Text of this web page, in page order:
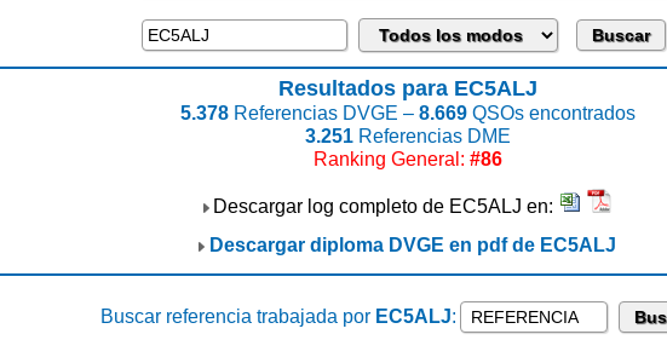
Resultados para EC5ALJ
5.378Referencias DVGE – 8.669QSOs encontrados
3.251Referencias DME
Ranking General: #86
Descargar log completo de EC5ALJ en:
Descargar diploma DVGE en pdf de EC5ALJ
Buscar referencia trabajada por EC5ALJ: